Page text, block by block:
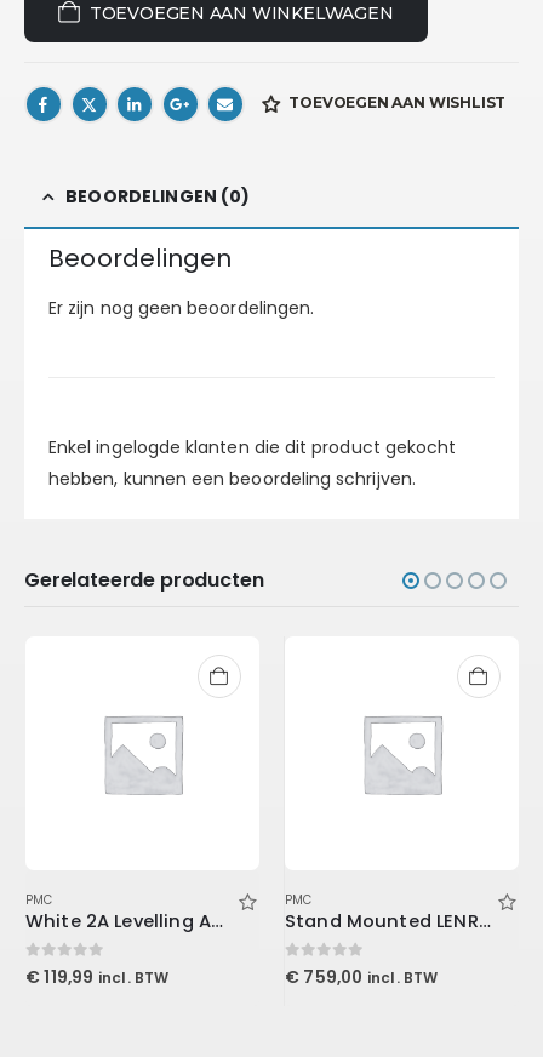
TOEVOEGEN AAN WINKELWAGEN
TOEVOEGEN AAN WISHLIST
BEOORDELINGEN (0)
Beoordelingen
Er zijn nog geen beoordelingen.
Enkel ingelogde klanten die dit product gekocht
hebben, kunnen een beoordeling schrijven.
Gerelateerde producten
PMC
White 2A Levelling Amplifier (Download)
0out of 5
€ 119,99 incl. BTW
PMC
Stand Mounted LENRD Bass Trap, 4-Pack 30x30x121cm
0out of 5
€ 759,00 incl. BTW